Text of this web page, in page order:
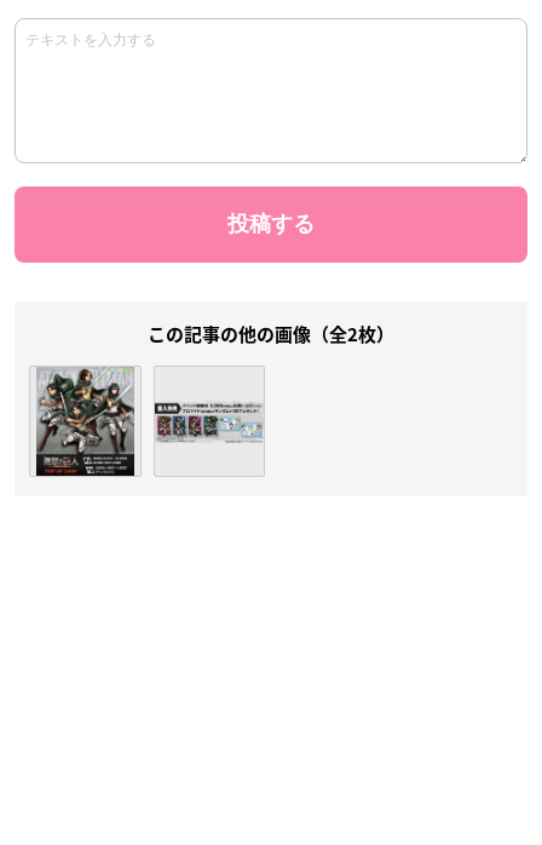
この記事の他の画像（全2枚）